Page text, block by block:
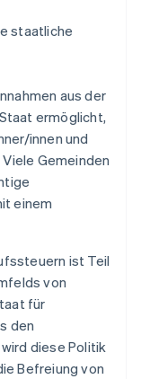
staatliche
aus der
ermöglicht,
innen und
Gemeinden
einem
ist Teil
von
für
den
diese Politik
Befreiung von